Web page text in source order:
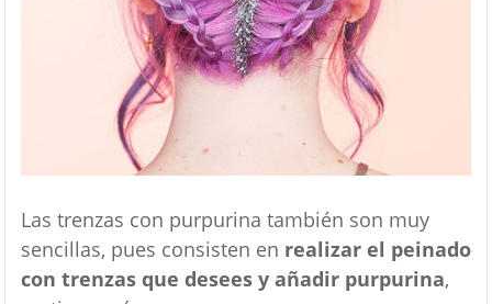
Las trenzas con purpurina también son muy
sencillas, pues consisten en realizar el peinado
con trenzas que desees y añadir purpurina,